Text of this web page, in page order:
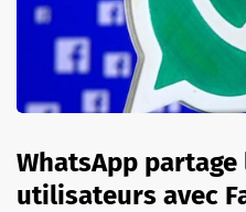
WhatsApp
utilisateurs avec